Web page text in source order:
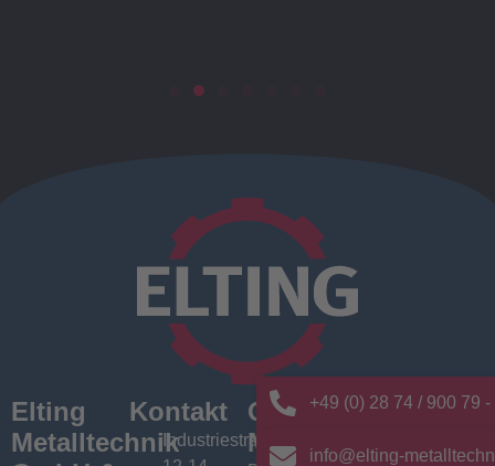
Elting
Metalltechnik
Kontakt
Industriestrasse
Quick
Menü
News/
Aktuelles
+49 (0) 28 74 / 900 79 -
info@elting-